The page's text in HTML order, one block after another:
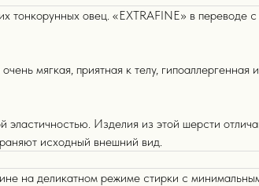
тонкорунных овец. «EXTRAFINE» в переводе
мягкая, приятная к телу,
Изделия из этой шерсти
исходный внешний вид.
на деликатном режиме стирки с